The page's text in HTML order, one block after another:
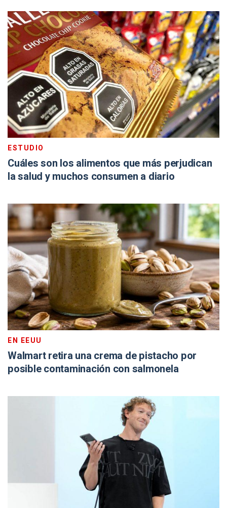
ESTUDIO
Cuáles son los alimentos que más perjudican
la salud y muchos consumen a diario
EN EEUU
Walmart retira una crema de pistacho por
posible contaminación con salmonela